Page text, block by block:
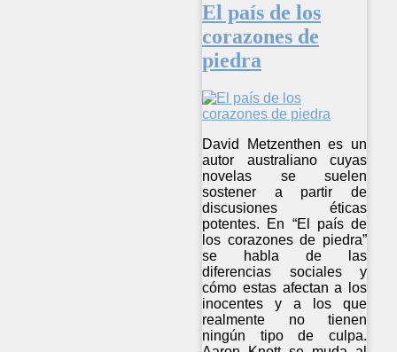
El país de los
corazones de
piedra
David Metzenthen es un
autor australiano cuyas
novelas se suelen
sostener a partir de
discusiones éticas
potentes. En “El país de
los corazones de piedra”
se habla de las
diferencias sociales y
cómo estas afectan a los
inocentes y a los que
realmente no tienen
ningún tipo de culpa.